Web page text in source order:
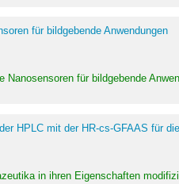
für bildgebende Anwendungen
Nanosensoren für bildgebende
HPLC mit der HR-cs-GFAAS für
in ihren Eigenschaften